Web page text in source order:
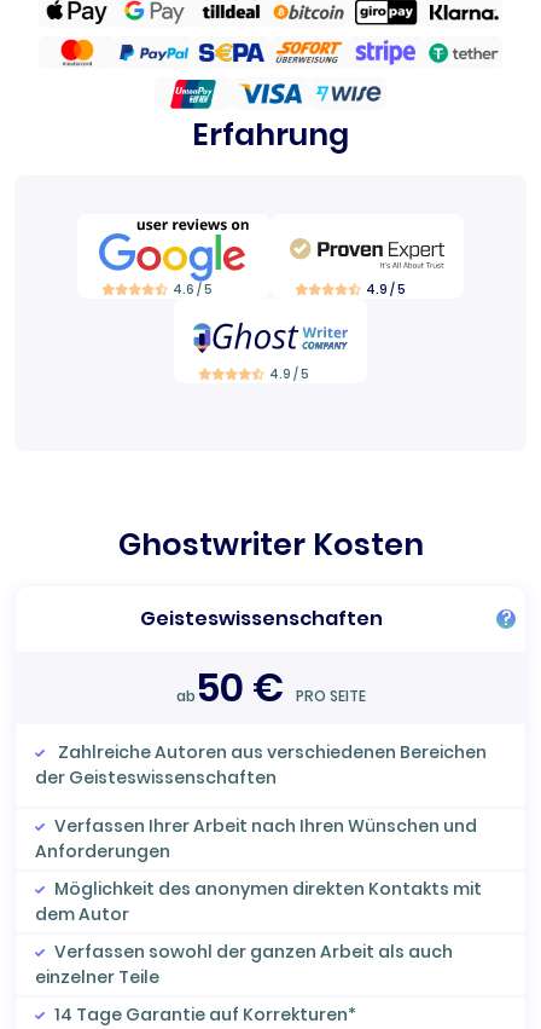
Erfahrung
4.6 / 5 4.9 / 5
4.9 / 5
Ghostwriter Kosten
Geisteswissenschaften ?
ab 50 € PRO SEITE
Zahlreiche Autoren aus verschiedenen Bereichen
der Geisteswissenschaften
Verfassen Ihrer Arbeit nach Ihren Wünschen und
Anforderungen
Möglichkeit des anonymen direkten Kontakts mit
dem Autor
Verfassen sowohl der ganzen Arbeit als auch
einzelner Teile
14 Tage Garantie auf Korrekturen*